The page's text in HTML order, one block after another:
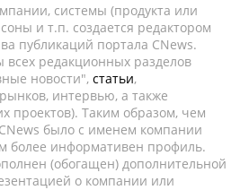
системы (продукта или
и т.п. создается редактором
публикаций портала CNews.
всех редакционных разделов
новости", статьи,
интервью, а также
проектов). Таким образом, чем
было с именем компании
более информативен профиль.
(обогащен) дополнительной
о компании или